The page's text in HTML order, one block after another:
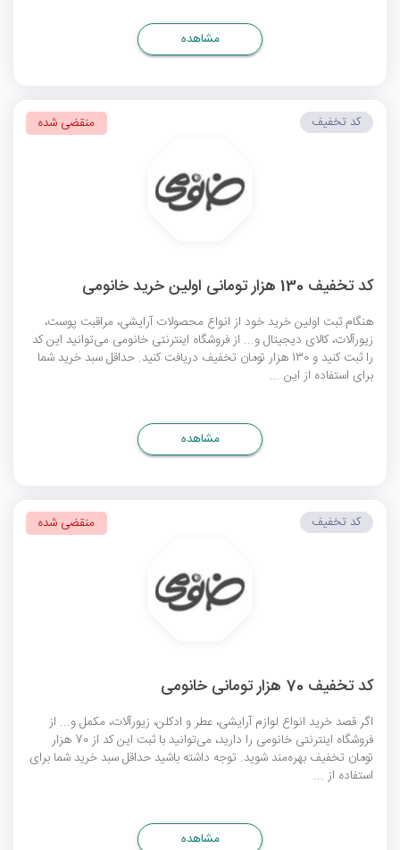
مشاهده
کد تخفیف 130 هزار تومانی اولین خرید خانومی
هنگام ثبت اولین خرید خود از انواع محصولات آرایشی، مراقبت پوست،
زیورآلات، کالای دیجیتال و... از فروشگاه اینترنتی خانومی می‌توانید این کد
را ثبت کنید و 130 هزار تومان تخفیف دریافت کنید. حداقل سبد خرید شما
برای استفاده از این ...
کد تخفیف منقضی شده
مشاهده
کد تخفیف 70 هزار تومانی خانومی
اگر قصد خرید انواع لوازم آرایشی، عطر و ادکلن، زیورآلات، مکمل و... از
فروشگاه اینترنتی خانومی را دارید، می‌توانید با ثبت این کد از 70 هزار
تومان تخفیف بهره‌مند شوید. توجه داشته باشید حداقل سبد خرید شما برای
استفاده از ...
کد تخفیف منقضی شده
مشاهده